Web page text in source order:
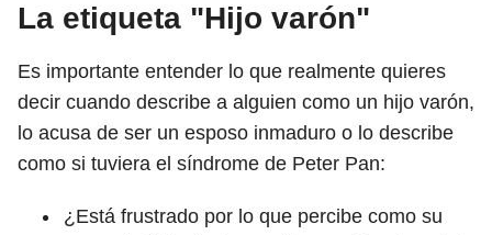
La etiqueta "Hijo varón"
Es importante entender lo que realmente quieres
decir cuando describe a alguien como un hijo varón,
lo acusa de ser un esposo inmaduro o lo describe
como si tuviera el síndrome de Peter Pan:
¿Está frustrado por lo que percibe como su